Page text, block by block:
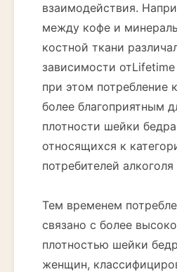
взаимодействия.
между кофе и
костной ткани
зависимости
при этом потребление
более благоприятным
плотности шейки
относящихся к
потребителей
Тем временем
связано с более
плотностью шейки
женщин,